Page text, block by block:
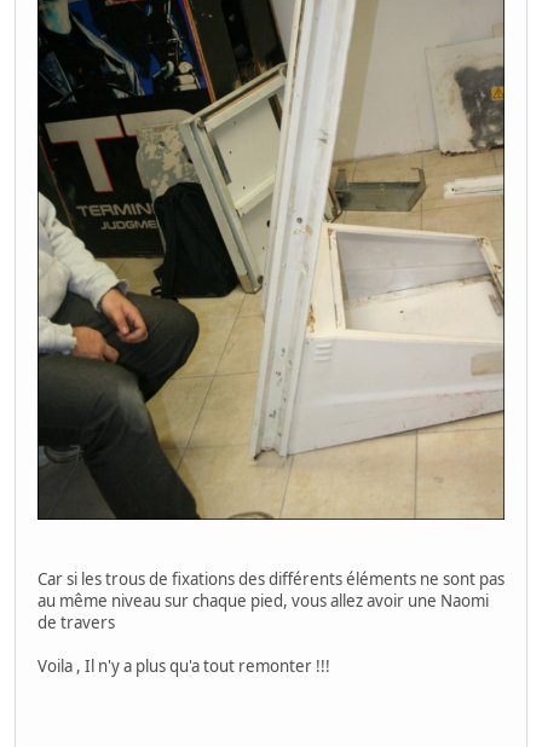
Car si les trous de fixations des différents éléments ne sont pas
au même niveau sur chaque pied, vous allez avoir une Naomi
de travers
Voila , Il n'y a plus qu'a tout remonter !!!